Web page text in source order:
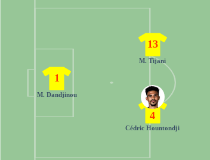
1
M. Dandjinou
13
M. Tijani
4
Cédric Hountondji